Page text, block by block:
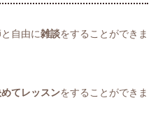
自由に雑談をすることができま
てレッスンをすることができま